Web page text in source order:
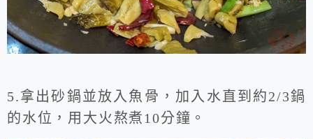
5.拿出砂鍋並放入魚骨，加入水直到約2/3鍋
的水位，用大火熬煮10分鐘。